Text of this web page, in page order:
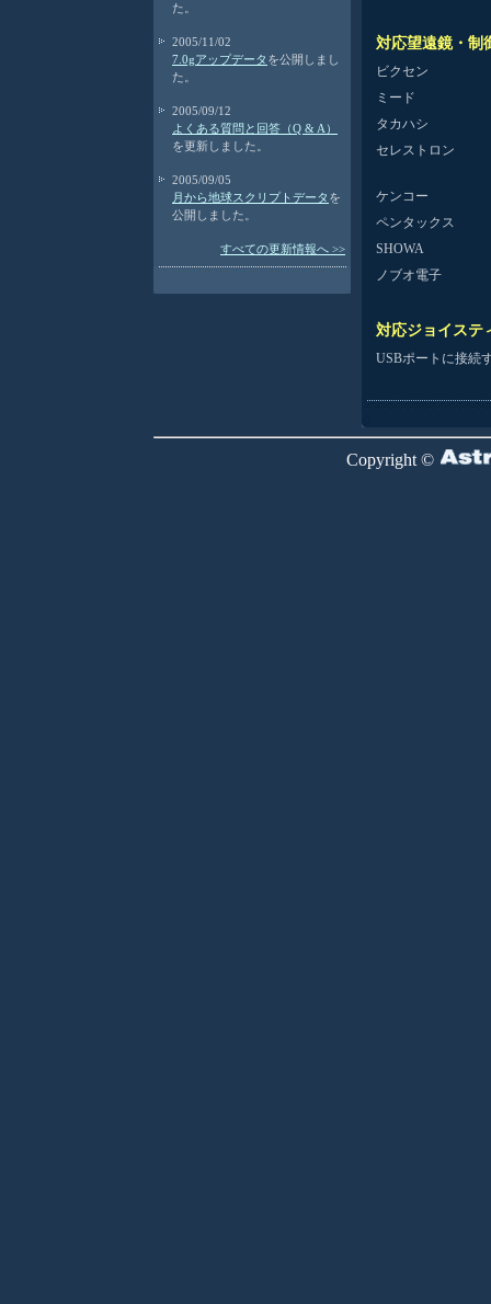
た。
2005/11/02
7.0gアップデータ を公開しまし
た。
2005/09/12
よくある質問と回答（Q & A）
を更新しました。
2005/09/05
月から地球スクリプトデータ を
公開しました。
すべての更新情報へ >>
対応望遠鏡・制
ビクセン
ミード
タカハシ
セレストロン
ケンコー
ペンタックス
SHOWA
ノブオ電子
対応ジョイステ
USBポートに接続
Copyright ©